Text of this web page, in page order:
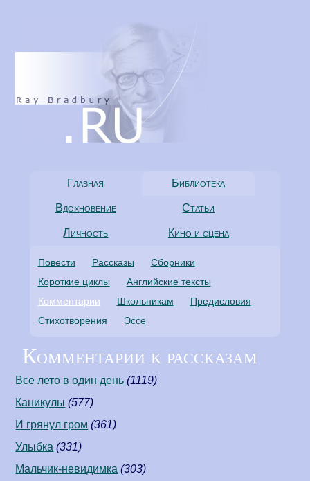
Главная Библиотека
Вдохновение Статьи
Личность Кино и сцена
Повести Рассказы
Сборники
Короткие циклы
Английские тексты
Комментарии
Школьникам
Предисловия
Стихотворения
Эссе
Комментарии к рассказам
Все лето в один день (1119)
Каникулы (577)
И грянул гром (361)
Улыбка (331)
Мальчик-невидимка (303)